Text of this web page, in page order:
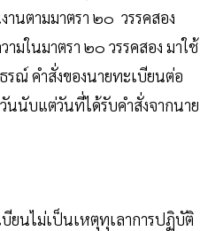
านตามมาตรา ๒๐ วรรคสอง
มในมาตรา ๒๐ วรรคสอง มาใช้
ณ์ คำสั่งของนายทะเบียนต่อ
นนับแต่วันที่ได้รับคำสั่งจากนาย
ยนไม่เป็นเหตุทุเลาการปฏิบัติ